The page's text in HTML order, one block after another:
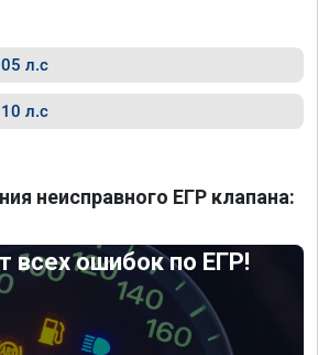
л.с
л.с
неисправного ЕГР клапана:
всех ошибок по ЕГР!